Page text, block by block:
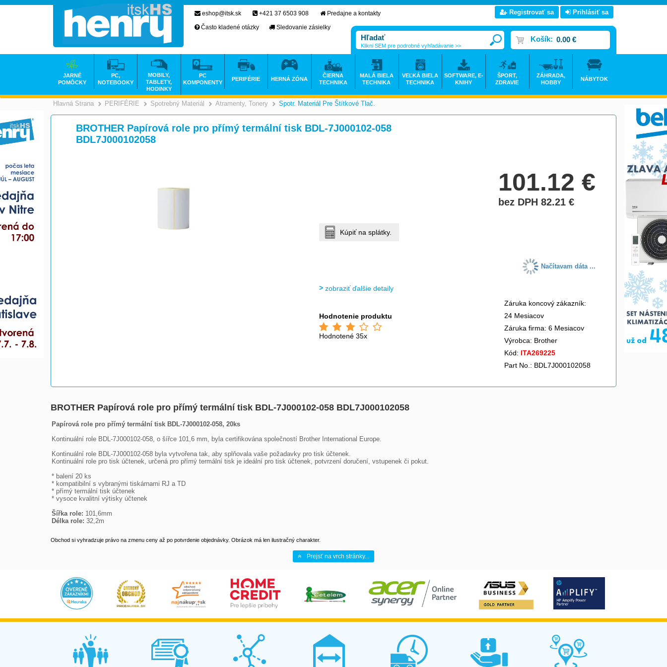
Hlavná Strana >
PERIFÉRIE >
Spotrebný Materiál >
Atramenty, Tonery >
Spotr. Materiál Pre Štítkové Tlač.
BROTHER Papírová role pro přímý termální tisk BDL-7J000102-058
BDL7J000102058
101.12€
bez DPH 82.21€
Kúpiť na splátky.
Načítavam dáta ...
zobraziť ďalšie detaily
Hodnotenie produktu
Hodnotené 35x
Záruka koncový zákazník:
24 Mesiacov
Záruka firma: 6 Mesiacov
Výrobca: Brother
Kód: ITA269225
Part No.: BDL7J000102058
BROTHER Papírová role pro přímý termální tisk BDL-7J000102-058 BDL7J000102058
Papírová role pro přímý termální tisk BDL-7J000102-058, 20ks
Kontinuální role BDL-7J000102-058, o šířce 101,6 mm, byla certifikována společností Brother International Europe.
Kontinuální role BDL-7J000102-058 byla vytvořena tak, aby splňovala vaše požadavky pro tisk účtenek.
Kontinuální role pro tisk účtenek, určená pro přímý termální tisk je ideální pro tisk účtenek, potvrzení doručení, vstupenek či pokut.
* balení 20 ks
* kompatibilní s vybranými tiskárnami RJ a TD
* přímý termální tisk účtenek
* vysoce kvalitní výtisky účtenek
Šířka role:
Délka role: 32,2m
Obchod si vyhradzuje právo na zmenu ceny až po potvrdenie objednávky. Obrázok má len ilustračný charakter.
Prejsť na vrch stránky...
eshop@itsk.sk +421 37 6503 908
Predajne a kontakty
Často kladené otázky
Sledovanie zásielky
Registrovať sa Prihlásiť sa
Košík: 0.00 €
Klikni SEM pre podrobné vyhľadávanie >>
JARNÉ
POMÔCKY
PC,
NOTEBOOKY
MOBILY,
TABLETY,
HODINKY
PC
KOMPONENTY
PERIFÉRIE HERNÁ ZÓNA
ČIERNA
TECHNIKA
MALÁ BIELA
TECHNIKA
VEĽKÁ BIELA
TECHNIKA
SOFTWARE, E-
KNIHY
ŠPORT,
ZDRAVIE
ZÁHRADA,
HOBBY
NÁBYTOK